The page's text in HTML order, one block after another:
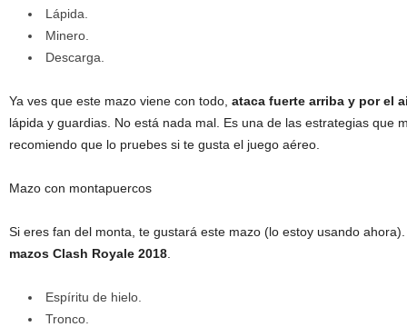
Lápida.
Minero.
Descarga.
Ya ves que este mazo viene con todo, ataca fuerte arriba y por el
lápida y guardias. No está nada mal. Es una de las estrategias que
recomiendo que lo pruebes si te gusta el juego aéreo.
Mazo con montapuercos
Si eres fan del monta, te gustará este mazo (lo estoy usando
mazos Clash Royale 2018
Espíritu de hielo.
Tronco.